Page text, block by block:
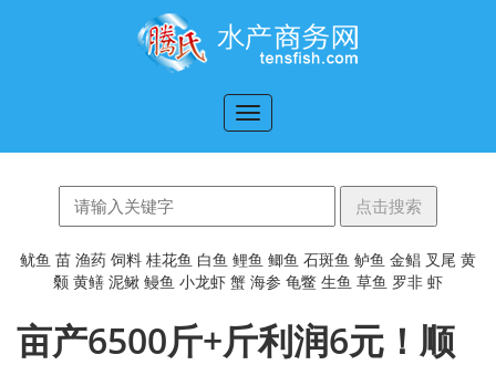
切
换
导
航
鱿鱼 苗 渔药 饲料 桂花鱼 白鱼 鲤鱼 鲫鱼 石斑鱼 鲈鱼 金鲳 叉尾 黄
颡 黄鳝 泥鳅 鳗鱼 小龙虾 蟹 海参 龟鳖 生鱼 草鱼 罗非 虾
亩产6500斤+斤利润6元！顺